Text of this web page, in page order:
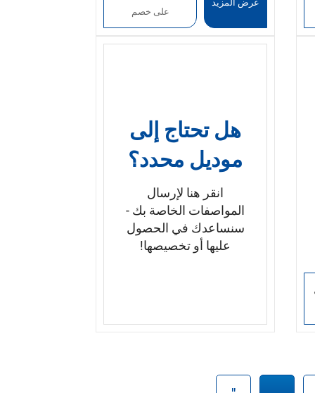
الحفاظ على المظهر الأنيق
والعصري.
تشطيب السطح: مصقول، أو
مصقول، أو مصقول، أو بلمسة نهائية
وخيارات التركيب حسب متطلبات
المشروع
على خصم
هل تحتاج إلى
موديل محدد؟
انقر هنا لإرسال
المواصفات الخاصة بك -
سنساعدك في الحصول
عليها أو تخصيصها!